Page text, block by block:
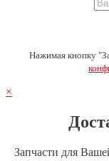
Нажимая кнопку
×
Запчасти для